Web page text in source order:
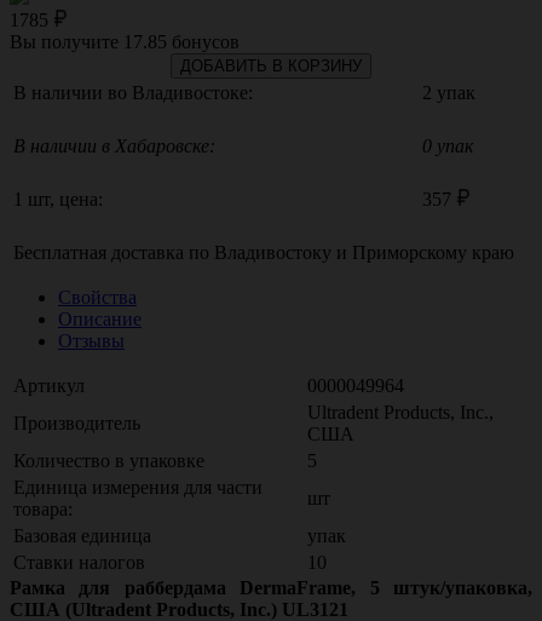
1785
Вы получите 17.85 бонусов
ДОБАВИТЬ В КОРЗИНУ
В наличии во Владивостоке: 2 упак
В наличии в Хабаровске: 0 упак
1 шт, цена: 357
Бесплатная доставка по Владивостоку и Приморскому краю
Свойства
Описание
Отзывы
Артикул
0000049964
Производитель
Ultradent Products, Inc.,
США
Количество в упаковке
5
Единица измерения для части
товара:
шт
Базовая единица
упак
Ставки налогов
10
Рамка для раббердама DermaFrame, 5 штук/упаковка,
США (Ultradent Products, Inc.) UL3121